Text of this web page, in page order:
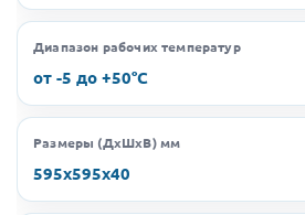
Диапазон рабочих температур
от -5 до +50°C
Размеры (ДхШхВ) мм
595х595х40